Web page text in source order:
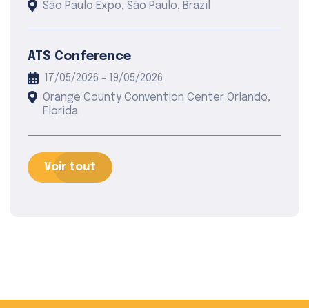
São Paulo Expo, São Paulo, Brazil
ATS Conference
17/05/2026 - 19/05/2026
Orange County Convention Center Orlando,
Florida
Voir tout